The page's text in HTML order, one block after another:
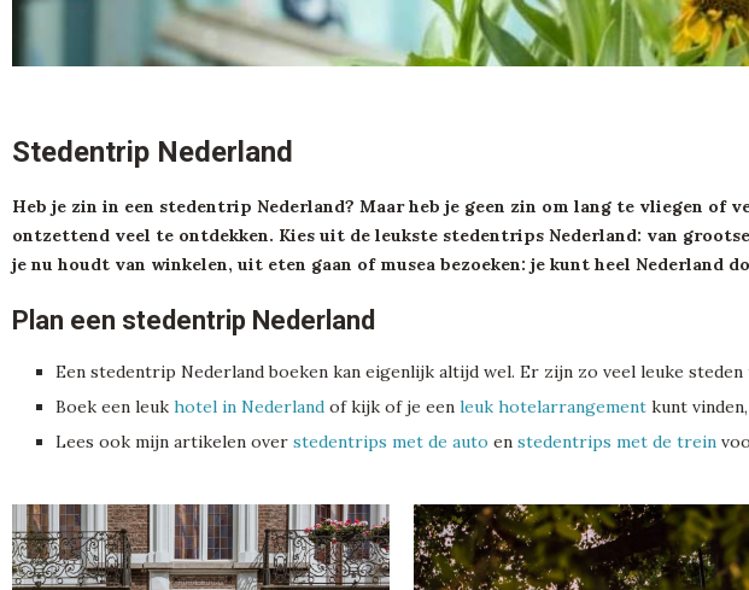
Stedentrip Nederland
Heb je zin in een stedentrip Nederland? Maar heb je geen zin om lang te vliegen of
ontzettend veel te ontdekken. Kies uit de leukste stedentrips Nederland: van
je nu houdt van winkelen, uit eten gaan of musea bezoeken: je kunt heel Nederland
Plan een stedentrip Nederland
Een stedentrip Nederland boeken kan eigenlijk altijd wel. Er zijn zo veel leuke steden
Boek een leuk hotel in Nederland of kijk of je een leuk hotelarrangement kunt
Lees ook mijn artikelen over stedentrips met de auto en stedentrips met de trein